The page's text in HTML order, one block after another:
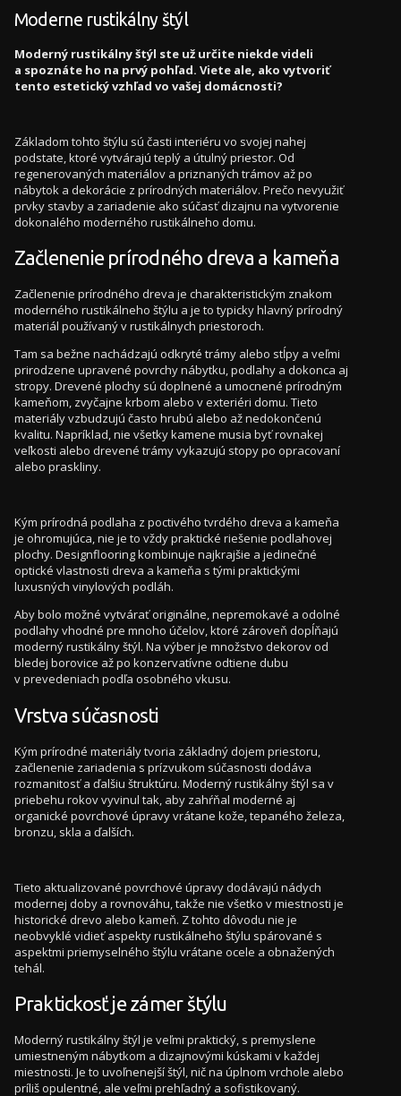
Moderne rustikálny štýl
Moderný rustikálny štýl ste už určite niekde videli
a spoznáte ho na prvý pohľad. Viete ale, ako vytvoriť
tento estetický vzhľad vo vašej domácnosti?
Základom tohto štýlu sú časti interiéru vo svojej nahej
podstate, ktoré vytvárajú teplý a útulný priestor. Od
regenerovaných materiálov a priznaných trámov až po
nábytok a dekorácie z prírodných materiálov. Prečo nevyužiť
prvky stavby a zariadenie ako súčasť dizajnu na vytvorenie
dokonalého moderného rustikálneho domu.
Začlenenie prírodného dreva a kameňa
Začlenenie prírodného dreva je charakteristickým znakom
moderného rustikálneho štýlu a je to typicky hlavný prírodný
materiál používaný v rustikálnych priestoroch.
Tam sa bežne nachádzajú odkryté trámy alebo stĺpy a veľmi
prirodzene upravené povrchy nábytku, podlahy a dokonca aj
stropy. Drevené plochy sú doplnené a umocnené prírodným
kameňom, zvyčajne krbom alebo v exteriéri domu. Tieto
materiály vzbudzujú často hrubú alebo až nedokončenú
kvalitu. Napríklad, nie všetky kamene musia byť rovnakej
veľkosti alebo drevené trámy vykazujú stopy po opracovaní
alebo praskliny.
Kým prírodná podlaha z poctivého tvrdého dreva a kameňa
je ohromujúca, nie je to vždy praktické riešenie podlahovej
plochy. Designflooring kombinuje najkrajšie a jedinečné
optické vlastnosti dreva a kameňa s tými praktickými
luxusných vinylových podláh.
Aby bolo možné vytvárať originálne, nepremokavé a odolné
podlahy vhodné pre mnoho účelov, ktoré zároveň dopĺňajú
moderný rustikálny štýl. Na výber je množstvo dekorov od
bledej borovice až po konzervatívne odtiene dubu
v prevedeniach podľa osobného vkusu.
Vrstva súčasnosti
Kým prírodné materiály tvoria základný dojem priestoru,
začlenenie zariadenia s prízvukom súčasnosti dodáva
rozmanitosť a ďalšiu štruktúru. Moderný rustikálny štýl sa v
priebehu rokov vyvinul tak, aby zahŕňal moderné aj
organické povrchové úpravy vrátane kože, tepaného železa,
bronzu, skla a ďalších.
Tieto aktualizované povrchové úpravy dodávajú nádych
modernej doby a rovnováhu, takže nie všetko v miestnosti je
historické drevo alebo kameň. Z tohto dôvodu nie je
neobvyklé vidieť aspekty rustikálneho štýlu spárované s
aspektmi priemyselného štýlu vrátane ocele a obnažených
tehál.
Praktickosť je zámer štýlu
Moderný rustikálny štýl je veľmi praktický, s premyslene
umiestneným nábytkom a dizajnovými kúskami v každej
miestnosti. Je to uvoľnenejší štýl, nič na úplnom vrchole alebo
príliš opulentné, ale veľmi prehľadný a sofistikovaný.